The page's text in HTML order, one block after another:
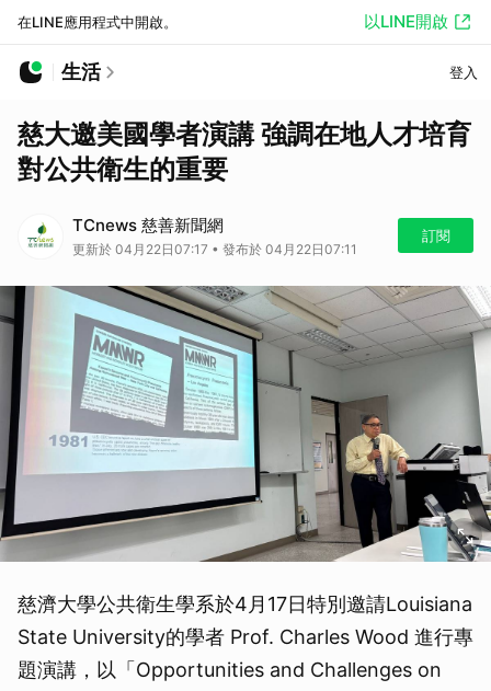
在LINE應用程式中開啟。 以LINE開啟
生活 登入
慈大邀美國學者演講 強調在地人才培育
對公共衛生的重要
TCnews 慈善新聞網
更新於 04月22日07:17 • 發布於 04月22日07:11
訂閱
慈濟大學公共衛生學系於4月17日特別邀請Louisiana
State University的學者 Prof. Charles Wood 進行專
題演講，以「Opportunities and Challenges on